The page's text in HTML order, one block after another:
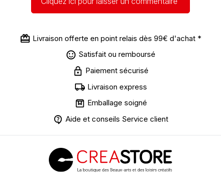
Livraison offerte en point relais dès 99€ d'achat *
Satisfait ou remboursé
Paiement sécurisé
Livraison express
Emballage soigné
Aide et conseils Service client